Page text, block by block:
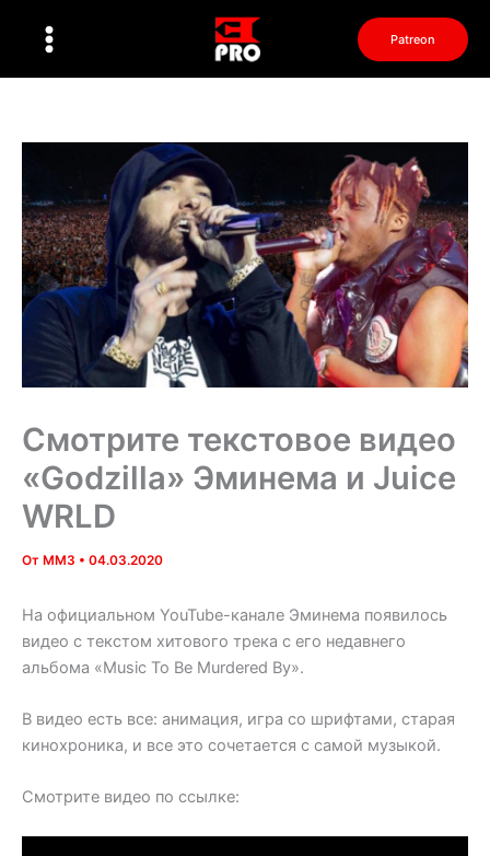
Patreon
Смотрите текстовое видео
«Godzilla» Эминема и Juice
WRLD
От MM3 • 04.03.2020
На официальном YouTube-канале Эминема появилось
видео с текстом хитового трека с его недавнего
альбома «Music To Be Murdered By».
В видео есть все: анимация, игра со шрифтами, старая
кинохроника, и все это сочетается с самой музыкой.
Смотрите видео по ссылке: